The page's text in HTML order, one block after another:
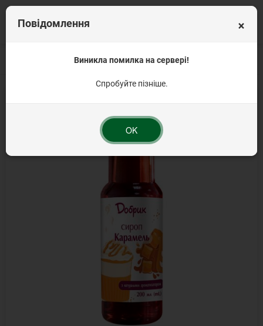
Сиропи для кави та коктейлів
×
Повідомлення
Виникла помилка на сервері!
Спробуйте пізніше.
OK